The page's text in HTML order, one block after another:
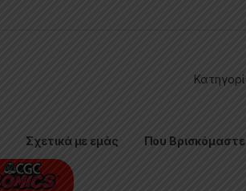
Σχετικά με εμάς Που Βρισκόμαστε